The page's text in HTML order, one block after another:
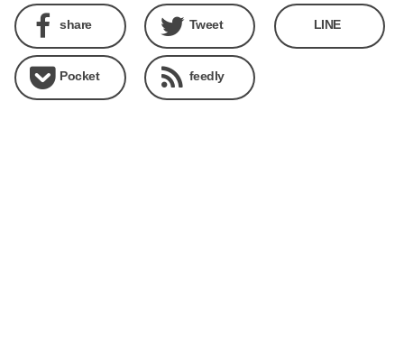
share Tweet LINE
Pocket feedly